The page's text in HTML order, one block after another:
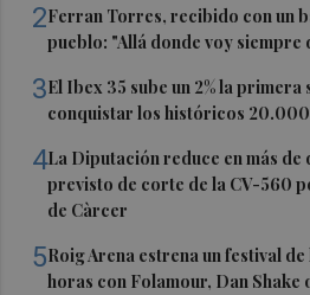
2Ferran Torres, recibido con un
pueblo: "Allá donde voy siempre
3El Ibex 35 sube un 2% la
conquistar los históricos
4La Diputación reduce en más de
previsto de corte de la CV-560
de Càrcer
5Roig Arena estrena un festival de
horas con Folamour, Dan Shake